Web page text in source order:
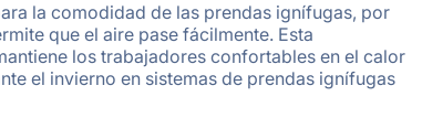
la comodidad de las prendas ignífugas, por
que el aire pase fácilmente. Esta
los trabajadores confortables en el calor
el invierno en sistemas de prendas ignífugas